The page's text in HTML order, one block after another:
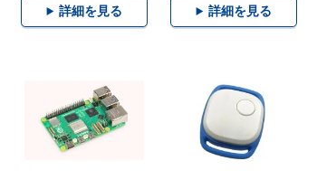
詳細を見る 詳細を見る